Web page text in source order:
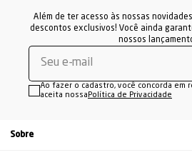
Além de ter acesso às nossas
descontos exclusivos! Você ainda
nossos
Ao fazer o cadastro, você concorda em
aceita nossa Política de Privacidade
Sobre